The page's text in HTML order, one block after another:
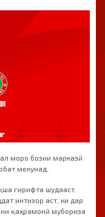
моро бозии марказӣ
мекунад.
гирифта шудааст.
интизор аст, ки дар
қаҳрамонӣ мубориза